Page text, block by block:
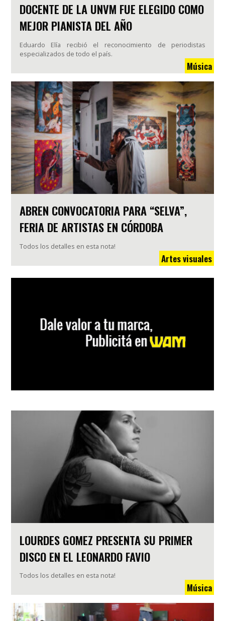
DOCENTE DE LA UNVM FUE ELEGIDO COMO
MEJOR PIANISTA DEL AÑO
Eduardo Elía recibió el reconocimiento de periodistas
especializados de todo el país.
Música
ABREN CONVOCATORIA PARA “SELVA”,
FERIA DE ARTISTAS EN CÓRDOBA
Todos los detalles en esta nota!
Artes visuales
LOURDES GOMEZ PRESENTA SU PRIMER
DISCO EN EL LEONARDO FAVIO
Todos los detalles en esta nota!
Música